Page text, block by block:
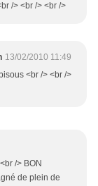
/> <br /> <br />
13/02/2010 11:49
<br /> <br />
/> BON
de plein de